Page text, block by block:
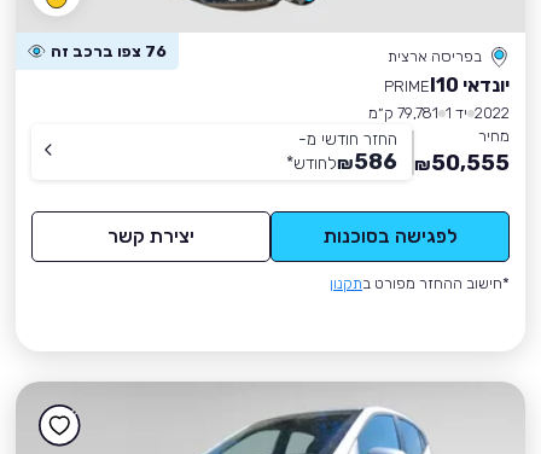
בפריסה ארצית 76 צפו ברכב זה
יונדאי I10
PRIME
2022 יד 1
79,781 ק״מ
מחיר
50,555
₪
החזר חודשי מ-
586
₪לחודש*
לפגישה בסוכנות יצירת קשר
*חישוב ההחזר מפורט בתקנון